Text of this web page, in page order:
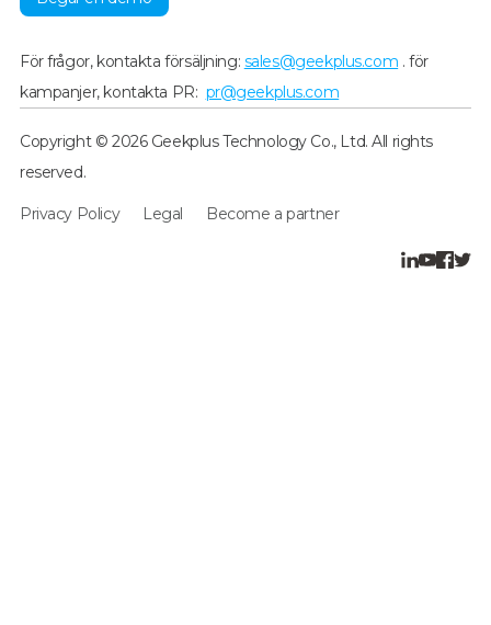
För frågor, kontakta försäljning: sales@geekplus.com . för
kampanjer, kontakta PR: pr@geekplus.com
Copyright © 2026 Geekplus Technology Co., Ltd. All rights
reserved.
Privacy Policy Legal Become a partner